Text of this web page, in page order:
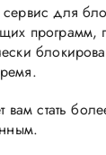
для
вам стать